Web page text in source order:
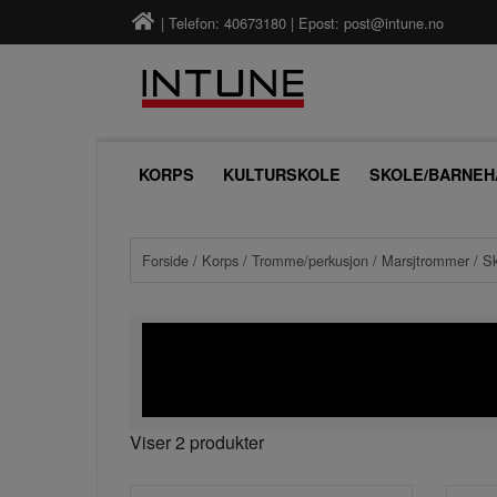
| Telefon: 40673180 | Epost: post@intune.no
KORPS KULTURSKOLE SKOLE/
Forside / Korps / Tromme/perkusjon / Marsjtrommer /
Viser 2 produkter